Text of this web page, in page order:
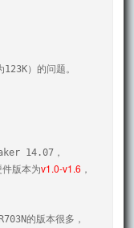
14.07，
件版本为v1.0-v1.6 ，
的版本很多，